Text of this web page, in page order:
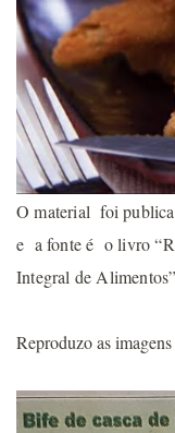
O material foi
e a fonte é o livro
Integral de
Reproduzo as